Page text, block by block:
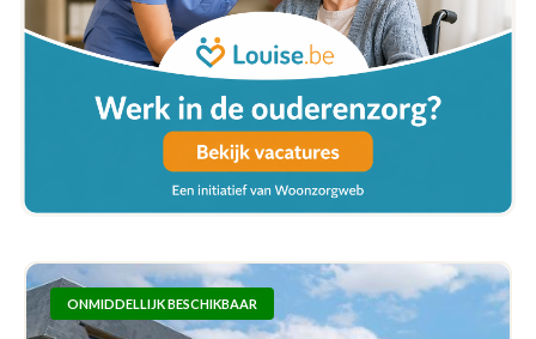
ONMIDDELLIJK BESCHIKBAAR